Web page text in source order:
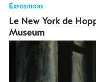
Expositions
Le New York de
Museum